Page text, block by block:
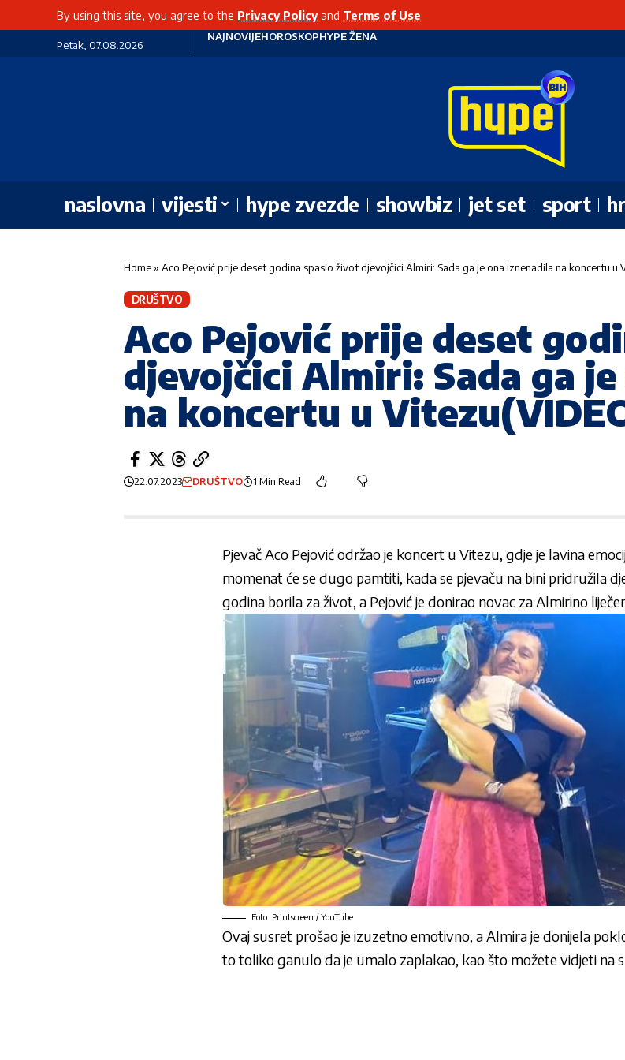
By using this site, you agree to the Privacy Policyand Terms of Use.
Petak, 07.08.2026
NAJNOVIJEHOROSKOPHYPE ŽENA
naslovna vijesti hype zvezde showbiz jet set sport
Home» Aco Pejović prije deset godina spasio život djevojčici Almiri: Sada ga je ona iznenadila na koncertu u
DRUŠTVO
Aco Pejović prije deset
djevojčici Almiri: Sada ga
na koncertu u
22.07.2023 DRUŠTVO 1 Min Read
Pjevač Aco Pejović održao je koncert u Vitezu, gdje je lavina
momenat će se dugo pamtiti, kada se pjevaču na bini pridružila
godina borila za život, a Pejović je donirao novac za Almirino
Foto: Printscreen / YouTube
Ovaj susret prošao je izuzetno emotivno, a Almira je donijela
to toliko ganulo da je umalo zaplakao, kao što možete vidjeti na